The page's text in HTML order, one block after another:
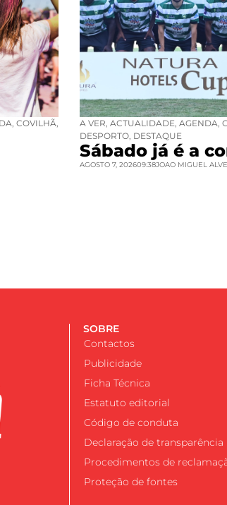
COVILHÃ A VER ACTUALIDADE AGENDA
DESPORTO DESTAQUE
Sábado já é a
AGOSTO 7, 202609:38JOAO MIGUEL
SOBRE
Contactos
Publicidade
Ficha Técnica
Estatuto editorial
Código de conduta
Declaração de transparência
Procedimentos de
Proteção de fontes